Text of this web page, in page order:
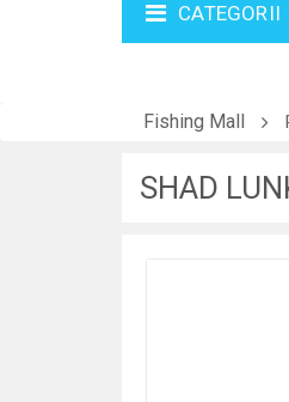
CATEGORII
Fishing Mall
SHAD